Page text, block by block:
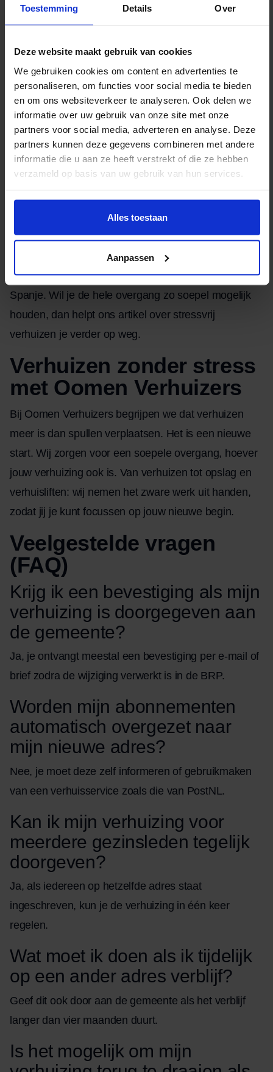
Toestemming Details Over
Deze website maakt gebruik van cookies
We gebruiken cookies om content en advertenties te
personaliseren, om functies voor social media te bieden
en om ons websiteverkeer te analyseren. Ook delen we
informatie over uw gebruik van onze site met onze
partners voor social media, adverteren en analyse. Deze
partners kunnen deze gegevens combineren met andere
informatie die u aan ze heeft verstrekt of die ze hebben
verzameld op basis van uw gebruik van hun services.
Alles toestaan
Aanpassen
Een goede voorbereiding is het halve werk. Gebruik
te houden.
Geef je verhuizing op tijd door bij de gemeente
Informeer instanties die niet automatisch bericht
krijgen
Zet je energie, internet en verzekeringen tijdig
over
Regel een verhuislift als dat nodig is
Gebruik een verhuisbedrijf zoals Oomen
Verhuizers voor efficiëntie en gemak
Lees ook onze tips overhet voorbereiden van je
verhuizing in vijf stappen, en als je de grens
oversteekt onze gids omsuccesvol te emigreren naar
Spanje. Wil je de hele overgang zo soepel mogelijk
houden, dan helpt ons artikel over stressvrij
verhuizen je verder op weg.
Verhuizen zonder stress
met Oomen Verhuizers
Bij Oomen Verhuizers begrijpen we dat verhuizen
meer is dan spullen verplaatsen. Het is een nieuwe
start. Wij zorgen voor een soepele overgang, hoever
jouw verhuizing ook is. Van verhuizen tot opslag en
verhuisliften: wij nemen het zware werk uit handen,
zodat jij je kunt focussen op jouw nieuwe begin.
Veelgestelde vragen
(FAQ)
Krijg ik een bevestiging als mijn
verhuizing is doorgegeven aan
de gemeente?
Ja, je ontvangt meestal een bevestiging per e-mail of
brief zodra de wijziging verwerkt is in de BRP.
Worden mijn abonnementen
automatisch overgezet naar
mijn nieuwe adres?
Nee, je moet deze zelf informeren of gebruikmaken
van een verhuisservice zoals die van PostNL.
Kan ik mijn verhuizing voor
meerdere gezinsleden tegelijk
doorgeven?
Ja, als iedereen op hetzelfde adres staat
ingeschreven, kun je de verhuizing in één keer
regelen.
Wat moet ik doen als ik tijdelijk
op een ander adres verblijf?
Geef dit ook door aan de gemeente als het verblijf
langer dan vier maanden duurt.
Is het mogelijk om mijn